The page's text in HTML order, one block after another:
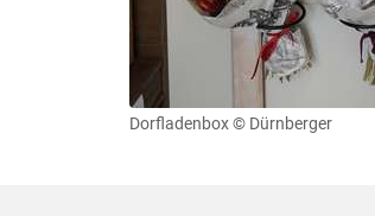
Dorfladenbox © Dürnberger